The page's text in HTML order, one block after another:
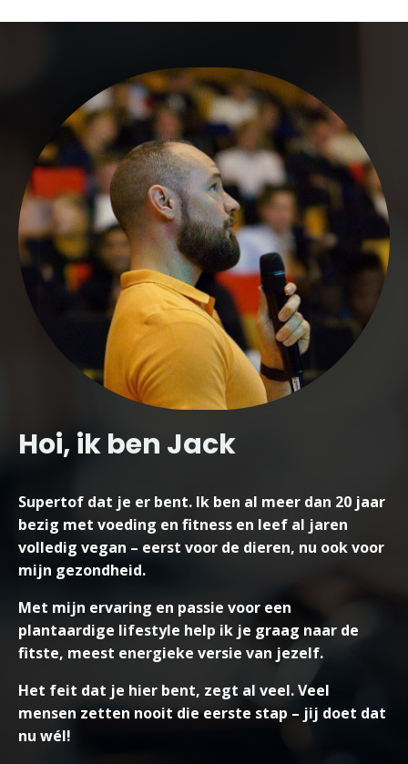
Hoi, ik ben Jack
Supertof dat je er bent. Ik ben al meer dan 20 jaar
bezig met voeding en fitness en leef al jaren
volledig vegan – eerst voor de dieren, nu ook voor
mijn gezondheid.
Met mijn ervaring en passie voor een
plantaardige lifestyle help ik je graag naar de
fitste, meest energieke versie van jezelf.
Het feit dat je hier bent, zegt al veel. Veel
mensen zetten nooit die eerste stap – jij doet dat
nu wél!